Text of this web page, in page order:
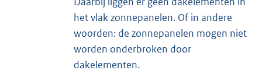
het vlak zonnepanelen. Of in andere
woorden: de zonnepanelen mogen niet
worden onderbroken door
dakelementen.